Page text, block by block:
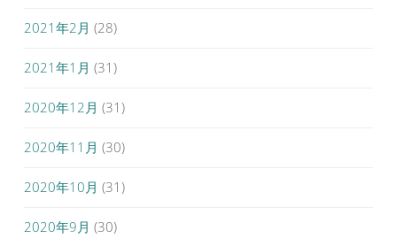
2021年2月 (28)
2021年1月 (31)
2020年12月 (31)
2020年11月 (30)
2020年10月 (31)
2020年9月 (30)